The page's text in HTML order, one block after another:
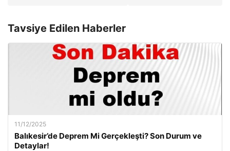
Tavsiye Edilen Haberler
11/12/2025
Balıkesir’de Deprem Mi Gerçekleşti? Son Durum ve
Detaylar!